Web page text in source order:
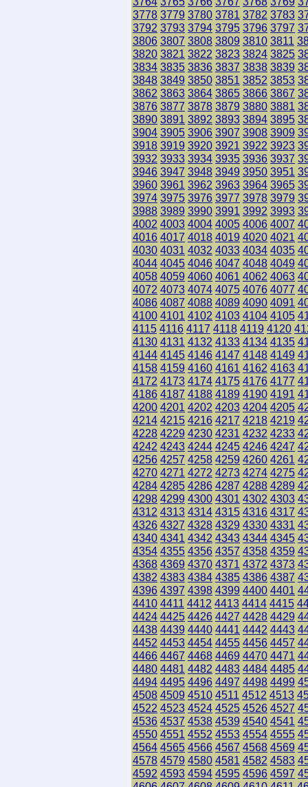
3778 3779 3780 3781 3782 3783
3792 3793 3794 3795 3796 3797
3806 3807 3808 3809 3810 3811
3820 3821 3822 3823 3824 3825
3834 3835 3836 3837 3838 3839
3848 3849 3850 3851 3852 3853
3862 3863 3864 3865 3866 3867
3876 3877 3878 3879 3880 3881
3890 3891 3892 3893 3894 3895
3904 3905 3906 3907 3908 3909
3918 3919 3920 3921 3922 3923
3932 3933 3934 3935 3936 3937
3946 3947 3948 3949 3950 3951
3960 3961 3962 3963 3964 3965
3974 3975 3976 3977 3978 3979
3988 3989 3990 3991 3992 3993
4002 4003 4004 4005 4006 4007
4016 4017 4018 4019 4020 4021
4030 4031 4032 4033 4034 4035
4044 4045 4046 4047 4048 4049
4058 4059 4060 4061 4062 4063
4072 4073 4074 4075 4076 4077
4086 4087 4088 4089 4090 4091
4100 4101 4102 4103 4104 4105
4115 4116 4117 4118 4119 4120
4130 4131 4132 4133 4134 4135
4144 4145 4146 4147 4148 4149
4158 4159 4160 4161 4162 4163
4172 4173 4174 4175 4176 4177
4186 4187 4188 4189 4190 4191
4200 4201 4202 4203 4204 4205
4214 4215 4216 4217 4218 4219
4228 4229 4230 4231 4232 4233
4242 4243 4244 4245 4246 4247
4256 4257 4258 4259 4260 4261
4270 4271 4272 4273 4274 4275
4284 4285 4286 4287 4288 4289
4298 4299 4300 4301 4302 4303
4312 4313 4314 4315 4316 4317
4326 4327 4328 4329 4330 4331
4340 4341 4342 4343 4344 4345
4354 4355 4356 4357 4358 4359
4368 4369 4370 4371 4372 4373
4382 4383 4384 4385 4386 4387
4396 4397 4398 4399 4400 4401
4410 4411 4412 4413 4414 4415
4424 4425 4426 4427 4428 4429
4438 4439 4440 4441 4442 4443
4452 4453 4454 4455 4456 4457
4466 4467 4468 4469 4470 4471
4480 4481 4482 4483 4484 4485
4494 4495 4496 4497 4498 4499
4508 4509 4510 4511 4512 4513
4522 4523 4524 4525 4526 4527
4536 4537 4538 4539 4540 4541
4550 4551 4552 4553 4554 4555
4564 4565 4566 4567 4568 4569
4578 4579 4580 4581 4582 4583
4592 4593 4594 4595 4596 4597